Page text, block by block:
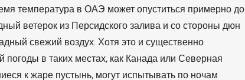
температура в ОАЭ может опуститься примерно до
ветерок из Персидского залива и со стороны дюн
свежий воздух. Хотя это и существенно
погоды в таких местах, как Канада или Северная
к жаре пустынь, могут испытывать по ночам